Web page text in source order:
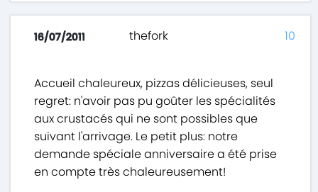
16/07/2011 thefork
Accueil chaleureux, pizzas délicieuses, seul
regret: n'avoir pas pu goûter les spécialités
aux crustacés qui ne sont possibles que
suivant l'arrivage. Le petit plus: notre
demande spéciale anniversaire a été prise
en compte très chaleureusement!
10